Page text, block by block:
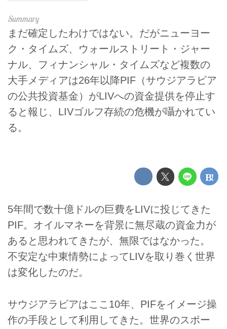
まだ確定したわけではない。だがニューヨー
ク・タイムズ、ウォールストリート・ジャー
ナル、フィナンシャル・タイムズなど複数の
大手メディアは26年以降PIF（サウジアラビア
の公共投資基金）がLIVへの資金提供を停止す
ると報じ、LIVゴルフ存続の危機が囁かれてい
る。
5年間で数十億ドルの巨費をLIVに投じてきた
PIF。オイルマネーを背景に無尽蔵の資金力が
あると思われてきたが、無限ではなかった。
不安定な中東情勢によってLIVを取り巻く世界
は変化したのだ。
サウジアラビアはここ10年、PIFをイメージ操
作の手段として利用してきた。世界のスポー